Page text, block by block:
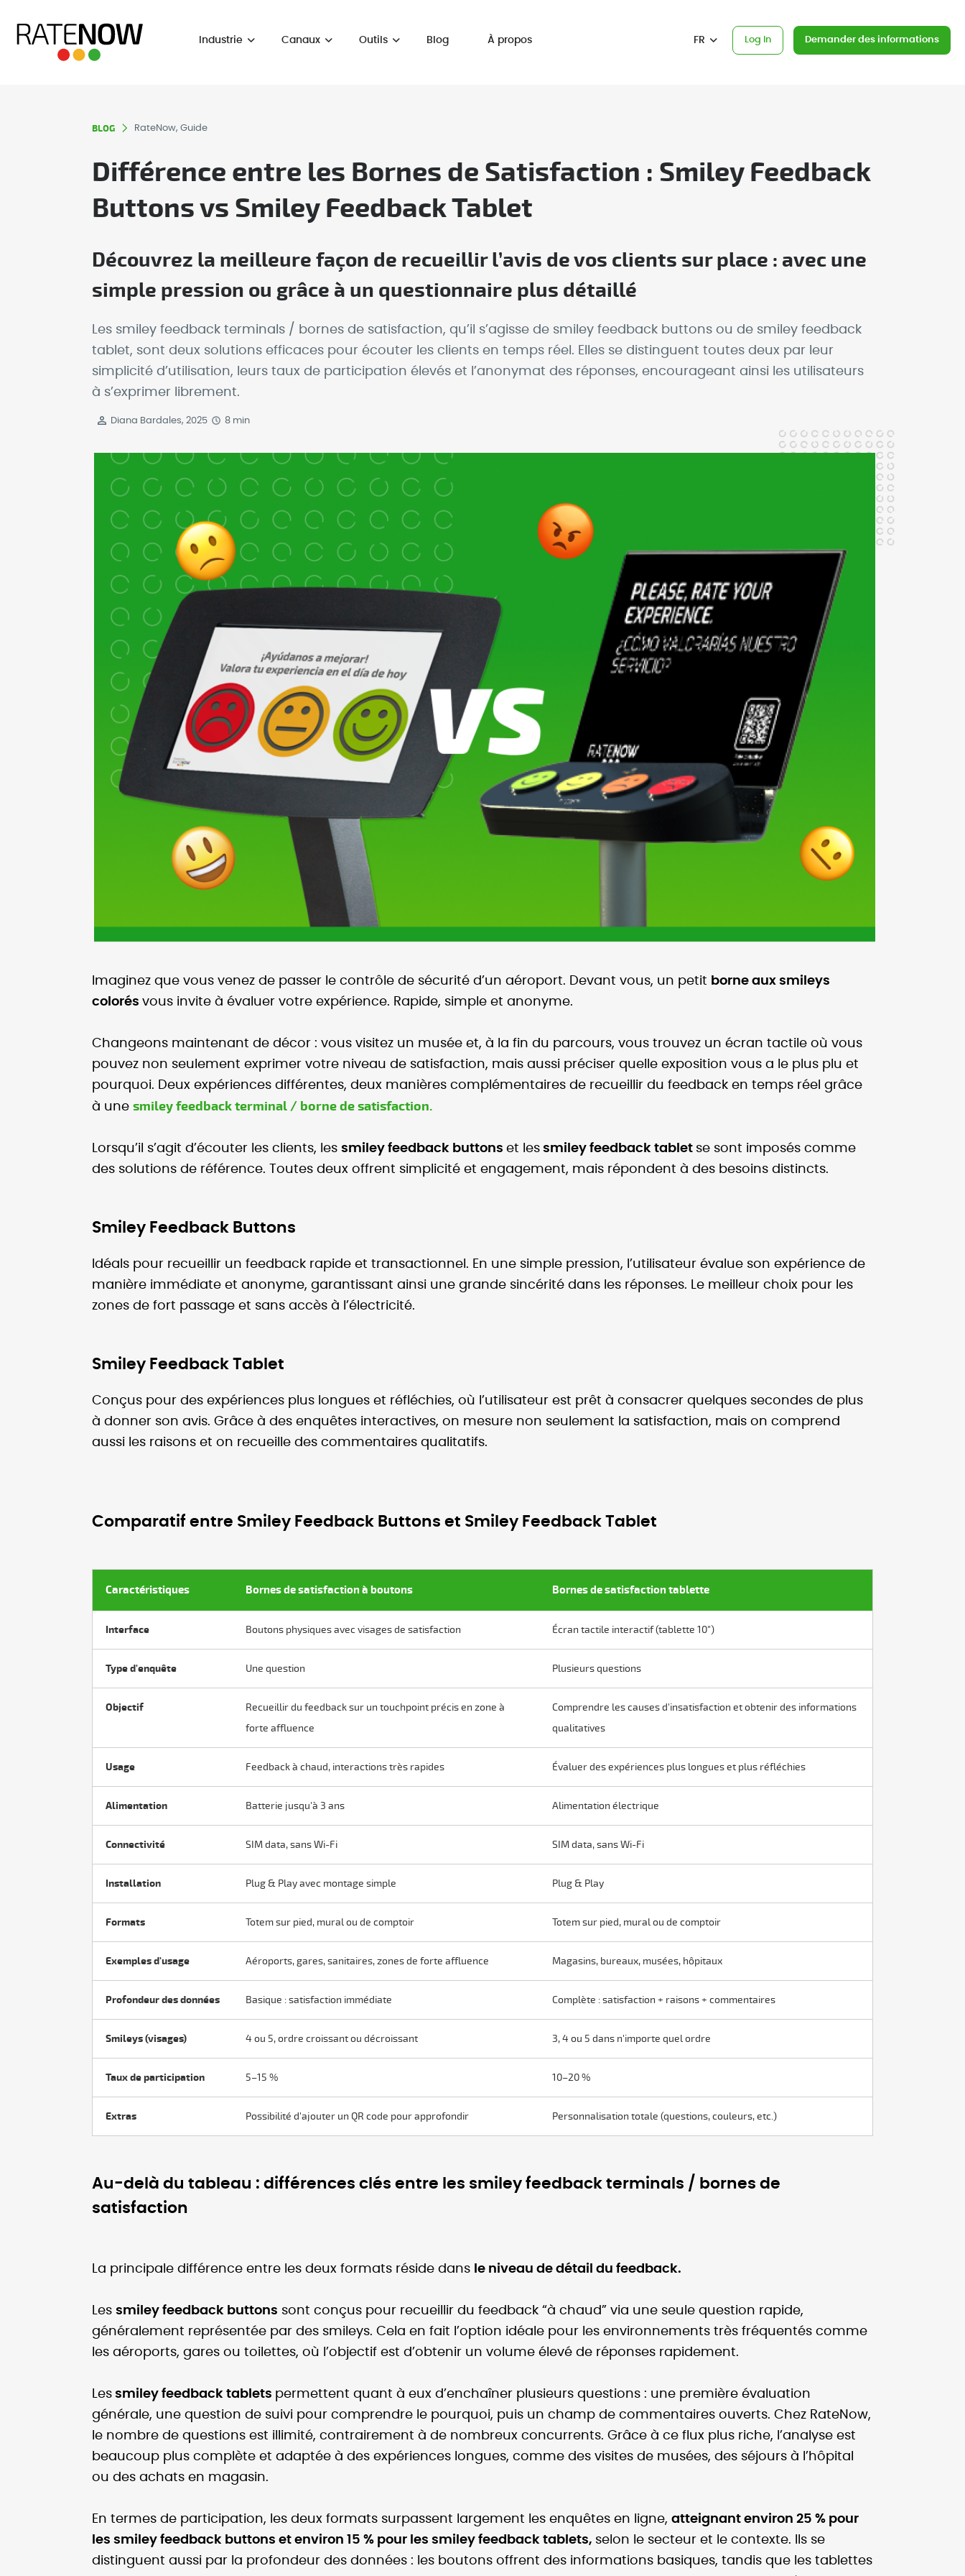
Industrie Canaux Outils Blog À propos Demander des informations
Log In
FR
BLOG RateNow, Guide
Différence entre les Bornes de Satisfaction : Smiley Feedback
Buttons vs Smiley Feedback Tablet
Découvrez la meilleure façon de recueillir l’avis de vos clients sur place : avec une
simple pression ou grâce à un questionnaire plus détaillé
Les smiley feedback terminals / bornes de satisfaction, qu’il s’agisse de smiley feedback buttons ou de smiley feedback
tablet, sont deux solutions efficaces pour écouter les clients en temps réel. Elles se distinguent toutes deux par leur
simplicité d’utilisation, leurs taux de participation élevés et l’anonymat des réponses, encourageant ainsi les utilisateurs
à s’exprimer librement.
Diana Bardales, 2025 8 min
Imaginez que vous venez de passer le contrôle de sécurité d’un aéroport. Devant vous, un petit borne aux smileys
colorés vous invite à évaluer votre expérience. Rapide, simple et anonyme.
Changeons maintenant de décor : vous visitez un musée et, à la fin du parcours, vous trouvez un écran tactile où vous
pouvez non seulement exprimer votre niveau de satisfaction, mais aussi préciser quelle exposition vous a le plus plu et
pourquoi. Deux expériences différentes, deux manières complémentaires de recueillir du feedback en temps réel grâce
à une smiley feedback terminal / borne de satisfaction.
Lorsqu’il s’agit d’écouter les clients, les smiley feedback buttons et les smiley feedback tablet se sont imposés comme
des solutions de référence. Toutes deux offrent simplicité et engagement, mais répondent à des besoins distincts.
Smiley Feedback Buttons
Idéals pour recueillir un feedback rapide et transactionnel. En une simple pression, l’utilisateur évalue son expérience de
manière immédiate et anonyme, garantissant ainsi une grande sincérité dans les réponses. Le meilleur choix pour les
zones de fort passage et sans accès à l’électricité.
Smiley Feedback Tablet
Conçus pour des expériences plus longues et réfléchies, où l’utilisateur est prêt à consacrer quelques secondes de plus
à donner son avis. Grâce à des enquêtes interactives, on mesure non seulement la satisfaction, mais on comprend
aussi les raisons et on recueille des commentaires qualitatifs.
Comparatif entre Smiley Feedback Buttons et Smiley Feedback Tablet
Caractéristiques Bornes de satisfaction à boutons Bornes de satisfaction tablette
Interface Boutons physiques avec visages de satisfaction Écran tactile interactif (tablette 10")
Type d'enquête Une question Plusieurs questions
Objectif
Recueillir du feedback sur un touchpoint précis en zone à
forte affluence
Comprendre les causes d'insatisfaction et obtenir des informations
qualitatives
Usage Feedback à chaud, interactions très rapides Évaluer des expériences plus longues et plus réfléchies
Alimentation Batterie jusqu'à 3 ans Alimentation électrique
Connectivité SIM data, sans Wi-Fi SIM data, sans Wi-Fi
Installation Plug & Play avec montage simple Plug & Play
Formats Totem sur pied, mural ou de comptoir Totem sur pied, mural ou de comptoir
Exemples d'usage Aéroports, gares, sanitaires, zones de forte affluence Magasins, bureaux, musées, hôpitaux
Profondeur des données Basique : satisfaction immédiate Complète : satisfaction + raisons + commentaires
Smileys (visages) 4 ou 5, ordre croissant ou décroissant 3, 4 ou 5 dans n'importe quel ordre
Taux de participation 5–15 % 10–20 %
Extras Possibilité d'ajouter un QR code pour approfondir Personnalisation totale (questions, couleurs, etc.)
Au-delà du tableau : différences clés entre les smiley feedback terminals / bornes de
satisfaction
La principale différence entre les deux formats réside dans le niveau de détail du feedback.
Les smiley feedback buttons sont conçus pour recueillir du feedback “à chaud” via une seule question rapide,
généralement représentée par des smileys. Cela en fait l’option idéale pour les environnements très fréquentés comme
les aéroports, gares ou toilettes, où l’objectif est d’obtenir un volume élevé de réponses rapidement.
Les smiley feedback tablets permettent quant à eux d’enchaîner plusieurs questions : une première évaluation
générale, une question de suivi pour comprendre le pourquoi, puis un champ de commentaires ouverts. Chez RateNow,
le nombre de questions est illimité, contrairement à de nombreux concurrents. Grâce à ce flux plus riche, l’analyse est
beaucoup plus complète et adaptée à des expériences longues, comme des visites de musées, des séjours à l’hôpital
ou des achats en magasin.
En termes de participation, les deux formats surpassent largement les enquêtes en ligne, atteignant environ 25 % pour
les smiley feedback buttons et environ 15 % pour les smiley feedback tablets, selon le secteur et le contexte. Ils se
distinguent aussi par la profondeur des données : les boutons offrent des informations basiques, tandis que les tablettes